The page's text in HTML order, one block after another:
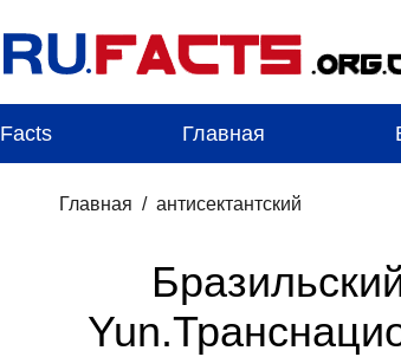
Facts Главная
Главная / антисектантский